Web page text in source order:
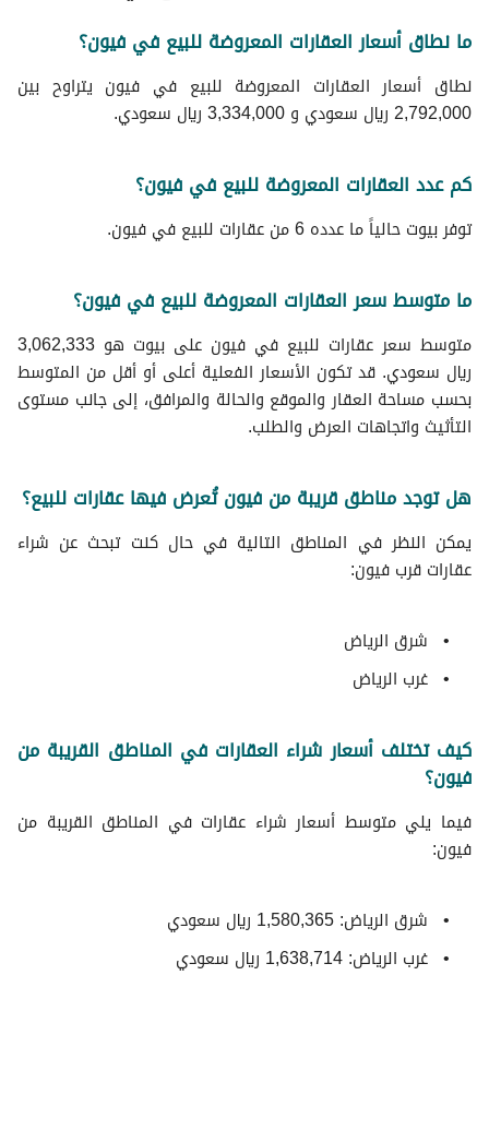
عقارات شقق جرين فيلدز
ما نطاق أسعار العقارات المعروضة للبيع في فيون؟
نطاق أسعار العقارات المعروضة للبيع في فيون يتراوح بين
2,792,000 ريال سعودي و 3,334,000 ريال سعودي.
كم عدد العقارات المعروضة للبيع في فيون؟
توفر بيوت حالياً ما عدده 6 من عقارات للبيع في فيون.
ما متوسط سعر العقارات المعروضة للبيع في فيون؟
متوسط سعر عقارات للبيع في فيون على بيوت هو 3,062,333
ريال سعودي. قد تكون الأسعار الفعلية أعلى أو أقل من المتوسط
بحسب مساحة العقار والموقع والحالة والمرافق، إلى جانب مستوى
التأثيث واتجاهات العرض والطلب.
هل توجد مناطق قريبة من فيون تُعرض فيها عقارات للبيع؟
يمكن النظر في المناطق التالية في حال كنت تبحث عن شراء
عقارات قرب فيون:
شرق الرياض
غرب الرياض
كيف تختلف أسعار شراء العقارات في المناطق القريبة من
فيون؟
فيما يلي متوسط ​​أسعار شراء عقارات في المناطق القريبة من
فيون:
شرق الرياض: 1,580,365 ريال سعودي
غرب الرياض: 1,638,714 ريال سعودي